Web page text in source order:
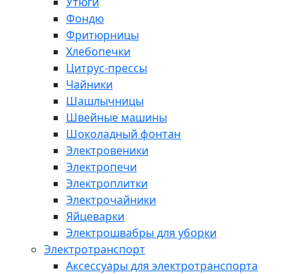
Фондю
Фритюрницы
Хлебопечки
Цитрус-прессы
Чайники
Шашлычницы
Швейные машины
Шоколадный фонтан
Электровеники
Электропечи
Электроплитки
Электрочайники
Яйцеварки
Электрошвабры для уборки
Электротранспорт
Аксессуары для электротранспорта